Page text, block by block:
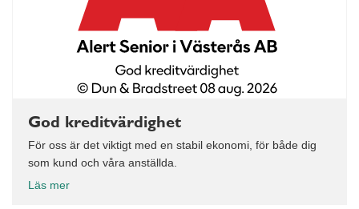
God kreditvärdighet
För oss är det viktigt med en stabil ekonomi, för både dig
som kund och våra anställda.
Läs mer